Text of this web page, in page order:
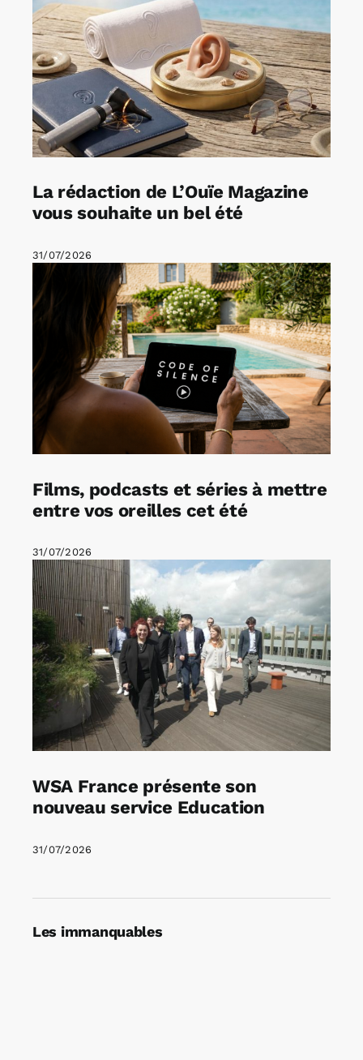
La rédaction de L’Ouïe Magazine
vous souhaite un bel été
31/07/2026
Films, podcasts et séries à mettre
entre vos oreilles cet été
31/07/2026
WSA France présente son
nouveau service Education
31/07/2026
Les immanquables